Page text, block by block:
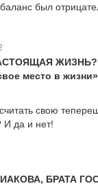
был
ЖИЗНЬ?
место в жизни​»
свою
И да и нет!
БРАТА